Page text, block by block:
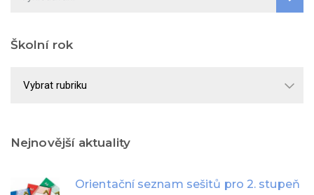
Školní rok
Nejnovější aktuality
Orientační seznam sešitů pro 2. stupeň